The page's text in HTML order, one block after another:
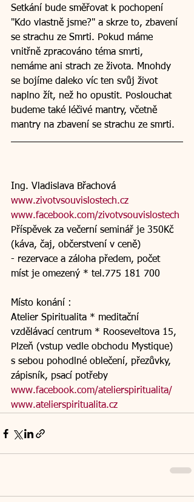
Setkání bude směřovat k pochopení
"Kdo vlastně jsme?" a skrze to, zbavení
se strachu ze Smrti. Pokud máme
vnitřně zpracováno téma smrti,
nemáme ani strach ze života. Mnohdy
se bojíme daleko víc ten svůj život
naplno žít, než ho opustit. Poslouchat
budeme také léčivé mantry, včetně
mantry na zbavení se strachu ze smrti.
Ing. Vladislava Břachová
www.zivotvsouvislostech.cz
www.facebook.com/zivotvsouvislostech
Příspěvek za večerní seminář je 350Kč
(káva, čaj, občerstvení v ceně)
- rezervace a záloha předem, počet
míst je omezený * tel.775 181 700
Místo konání :
Atelier Spiritualita * meditační
vzdělávací centrum * Rooseveltova 15,
Plzeň (vstup vedle obchodu Mystique)
s sebou pohodlné oblečení, přezůvky,
zápisník, psací potřeby
www.facebook.com/atelierspiritualita/
www.atelierspiritualita.cz